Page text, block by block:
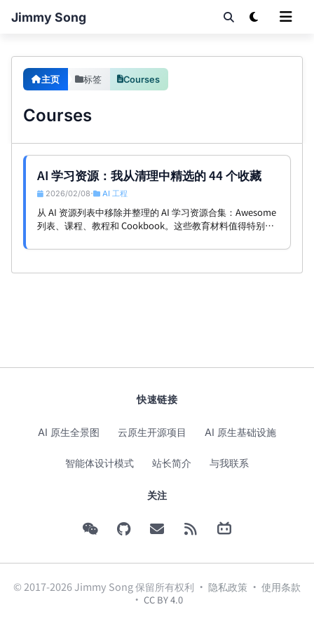
Jimmy Song
主页 标签 Courses
Courses
AI 学习资源：我从清理中精选的 44 个收藏
2026/02/08 • AI 工程
从 AI 资源列表中移除并整理的 AI 学习资源合集：Awesome
列表、课程、教程和 Cookbook。这些教育材料值得特别关
快速链接
AI 原生全景图 云原生开源项目 AI 原生基础设施
智能体设计模式 站长简介 与我联系
关注
© 2017-2026 Jimmy Song 保留所有权利 · 隐私政策 · 使用条款
· CC BY 4.0